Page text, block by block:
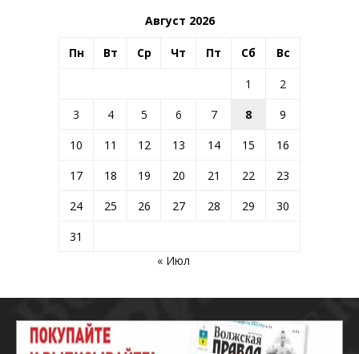
Август 2026
Пн Вт Ср Чт Пт Сб Вс
1
2
3
4 5 6 7 8
9
10
11 12 13 14 15
16
17
18 19 20 21 22
23
24
25 26 27 28 29
30
31
« Июл